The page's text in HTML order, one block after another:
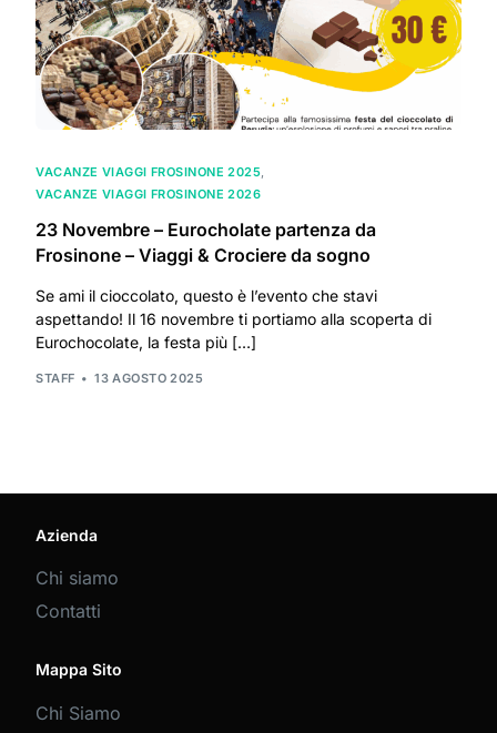
VACANZE VIAGGI FROSINONE 2025,
VACANZE VIAGGI FROSINONE 2026
23 Novembre – Eurocholate partenza da
Frosinone – Viaggi & Crociere da sogno
Se ami il cioccolato, questo è l’evento che stavi
aspettando! Il 16 novembre ti portiamo alla scoperta di
Eurochocolate, la festa più […]
STAFF 13 AGOSTO 2025
Azienda
Chi siamo
Contatti
Mappa Sito
Chi Siamo